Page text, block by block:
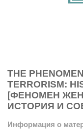
THE
TERRORISM:
[ФЕНОМЕН
ИСТОРИЯ И
Информация о